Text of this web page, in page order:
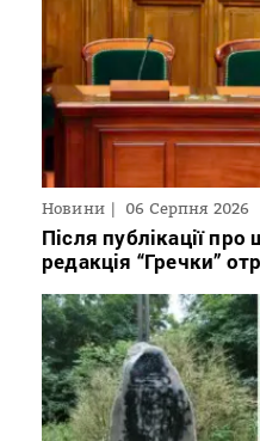
Новини 06 Серпня 2026
Після публікації
редакція “Гречки”